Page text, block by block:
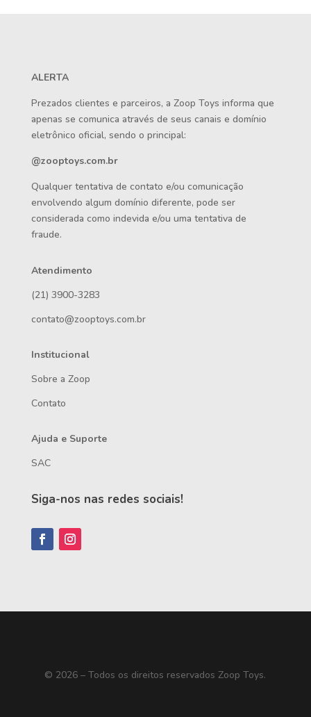
ALERTA
Prezados clientes e parceiros, a Zoop Toys informa que
apenas se comunica através de seus canais e domínio
eletrônico oficial, sendo o principal:
@zooptoys.com.br
Qualquer tentativa de contato e/ou comunicação
envolvendo algum domínio diferente, pode ser
considerada como indevida e/ou uma tentativa de
fraude.
Atendimento
(21) 3900-3283
contato@zooptoys.com.br
Institucional
Sobre a Zoop
Contato
Ajuda e Suporte
SAC
Siga-nos nas redes sociais!
© 2026 – Todos os direitos reservados Zoop Toys.